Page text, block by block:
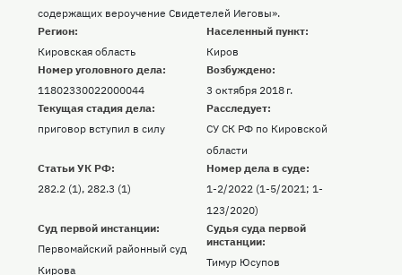
Регион:
Кировская область
Населенный пункт:
Киров
содержащих вероучение Свидетелей Иеговы».
Номер уголовного дела:
11802330022000044
Возбуждено:
3 октября 2018 г.
Текущая стадия дела:
приговор вступил в силу
Расследует:
СУ СК РФ по Кировской
области
Статьи УК РФ:
282.2 (1), 282.3 (1)
Номер дела в суде:
1-2/2022 (1-5/2021; 1-
123/2020)
Суд первой инстанции:
Первомайский районный суд
Кирова
Судья суда первой
инстанции:
Тимур Юсупов